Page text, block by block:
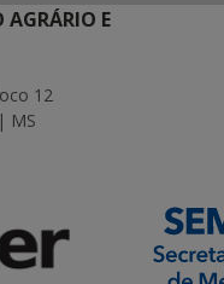
AGRÁRIO E
12
MS